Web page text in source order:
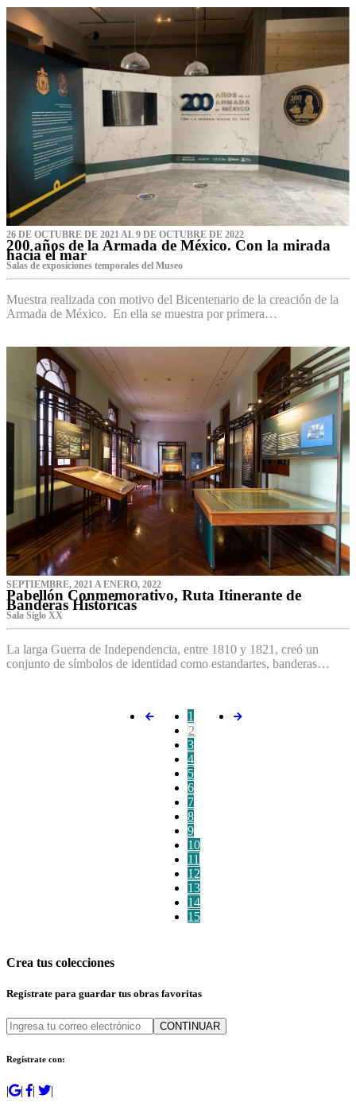
26 DE OCTUBRE DE 2021 AL 9 DE OCTUBRE DE 2022
200 años de la Armada de México. Con la mirada
hacia el mar
Salas de exposiciones temporales del Museo‌
Muestra realizada con motivo del Bicentenario de la creación de la
Armada de México. En ella se muestra por primera…
SEPTIEMBRE, 2021 A ENERO, 2022
Pabellón Conmemorativo, Ruta Itinerante de
Banderas Históricas
Sala Siglo XX
La larga Guerra de Independencia, entre 1810 y 1821, creó un
conjunto de símbolos de identidad como estandartes, banderas…
1
2
3
4
5
6
7
8
9
10
11
12
13
14
15
Crea tus colecciones
Regístrate para guardar tus obras favoritas
CONTINUAR
Regístrate con:
| | | |